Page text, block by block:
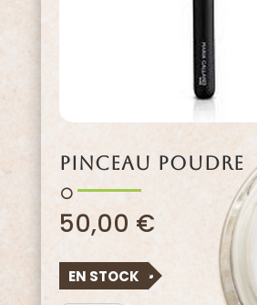
PINCEAU POUDRE
50,00 €
EN STOCK